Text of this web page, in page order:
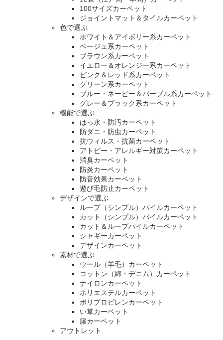
100サイズカーペット
ジョイントマット＆タイルカーペット
色で選ぶ
ホワイト＆アイボリー系カーペット
ベージュ系カーペット
ブラウン系カーペット
イエロー＆オレンジー系カーペット
ピンク＆レッド系カーペット
グリーン系カーペット
ブルー・ネービー＆パープル系カーペット
グレー＆ブラック系カーペット
機能で選ぶ
はっ水・防汚カーペット
防ダニ・防虫カーペット
抗ウィルス・抗菌カーペット
アトピー・アレルギー対策カーペット
消臭カーペット
防炎カーペット
防音効果カーペット
遊び毛防止カーペット
デザインで選ぶ
ループ（シンプル）パイルカーペット
カット（シンプル）パイルカーペット
カット＆ループパイルカーペット
シャギーカーペット
デザインカーペット
素材で選ぶ
ウール（羊毛）カーペット
コットン（綿・デニム）カーペット
ナイロンカーペット
ポリエステルカーペット
ポリプロピレンカーペット
い草カーペット
籐カーペット
アウトレット